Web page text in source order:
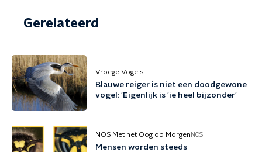
Gerelateerd
Vroege Vogels
Blauwe reiger is niet een doodgewone
vogel: 'Eigenlijk is 'ie heel bijzonder'
NOS Met het Oog op Morgen NOS
Mensen worden steeds